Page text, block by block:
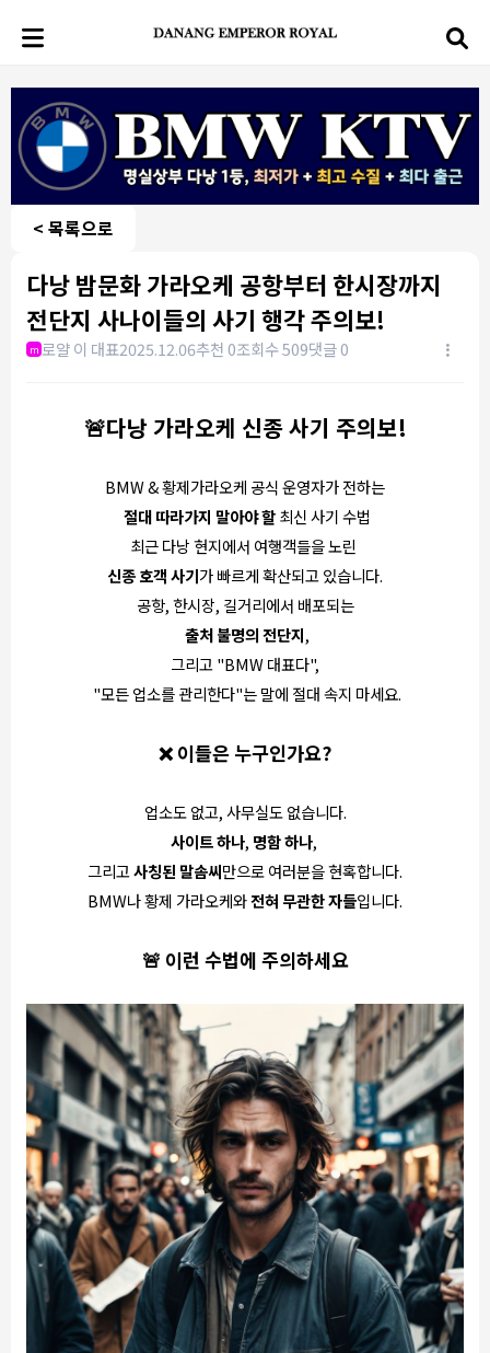
< 목록으로
다낭 밤문화 가라오케 공항부터 한시장까지
전단지 사나이들의 사기 행각 주의보!
m 로얄 이 대표2025.12.06추천 0조회수 509댓글 0
🚨다낭 가라오케 신종 사기 주의보!
BMW & 황제가라오케 공식 운영자가 전하는
절대 따라가지 말아야 할최신 사기 수법
최근 다낭 현지에서 여행객들을 노린
신종 호객 사기가 빠르게 확산되고 있습니다.
공항, 한시장, 길거리에서 배포되는
출처 불명의 전단지,
그리고 "BMW 대표다",
"모든 업소를 관리한다"는 말에 절대 속지 마세요.
❌ 이들은 누구인가요?
업소도 없고, 사무실도 없습니다.
사이트 하나, 명함 하나,
그리고사칭된 말솜씨만으로 여러분을 현혹합니다.
BMW나 황제 가라오케와전혀 무관한 자들입니다.
🚨 이런 수법에 주의하세요